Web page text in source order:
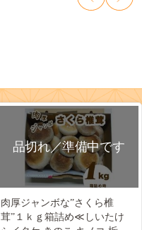
品切れ／準備中です
肉厚ジャンボな”さくら椎
茸”１ｋｇ箱詰め≪しいたけ